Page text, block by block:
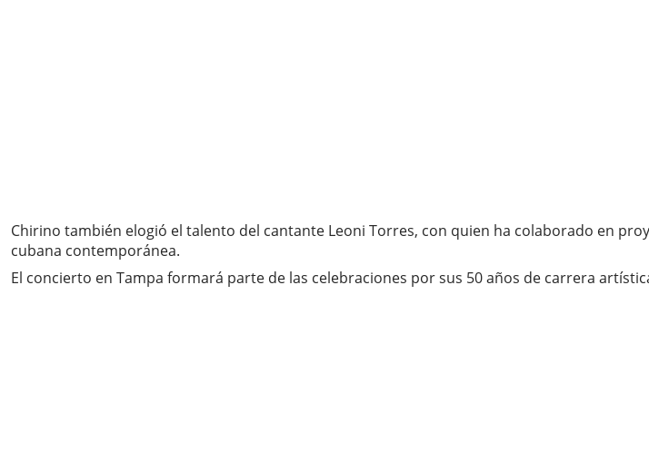
Chirino también elogió el talento del cantante Leoni Torres, con quien ha colaborado en
cubana contemporánea.
El concierto en Tampa formará parte de las celebraciones por sus 50 años de carrera